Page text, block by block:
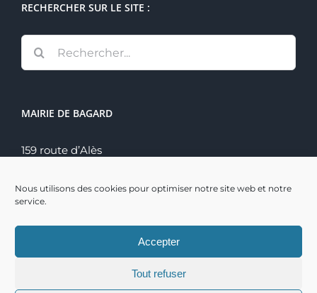
Nous utilisons des cookies pour optimiser notre site web et notre
service.
Accepter
Tout refuser
RECHERCHER SUR LE SITE :
MAIRIE DE BAGARD
159 route d’Alès
Tél. : 04 66 60 70 22